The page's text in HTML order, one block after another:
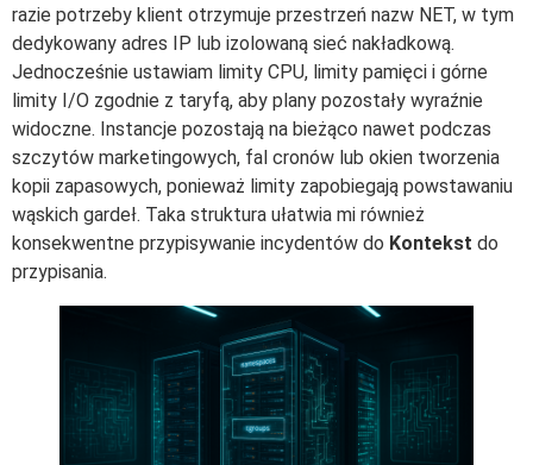
razie potrzeby klient otrzymuje przestrzeń nazw NET, w tym
dedykowany adres IP lub izolowaną sieć nakładkową.
Jednocześnie ustawiam limity CPU, limity pamięci i górne
limity I/O zgodnie z taryfą, aby plany pozostały wyraźnie
widoczne. Instancje pozostają na bieżąco nawet podczas
szczytów marketingowych, fal cronów lub okien tworzenia
kopii zapasowych, ponieważ limity zapobiegają powstawaniu
wąskich gardeł. Taka struktura ułatwia mi również
konsekwentne przypisywanie incydentów do Kontekst do
przypisania.